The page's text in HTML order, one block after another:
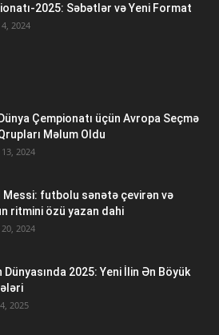
2025: Səbətlər və Yeni Format
2024
Çempionatı üçün Avropa Seçmə
Məlum Oldu
2024
Messi: futbolu sənətə çevirən və
ritmini özü yazan dahi
2024
Dünyasında 2025: Yeni İlin Ən Böyük
2025